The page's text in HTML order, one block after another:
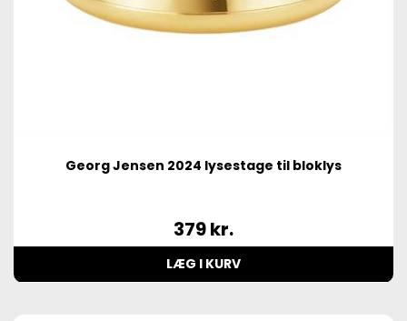
Georg Jensen 2024 lysestage til bloklys
379kr.
LÆG I KURV